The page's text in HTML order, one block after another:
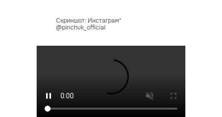
Скриншот: Инстаграм*
@pinchuk_official